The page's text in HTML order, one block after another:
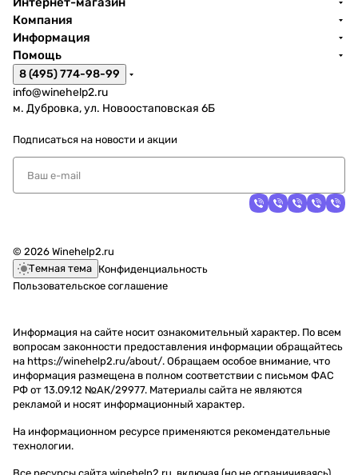
Компания
Информация
Помощь
8 (495) 774-98-99
info@winehelp2.ru
м. Дубровка, ул. Новоостаповская 6Б
Подписаться на новости и акции
© 2026 Winehelp2.ru
Темная тема Конфиденциальность
Пользовательское соглашение
Информация на сайте носит ознакомительный характер. По всем
вопросам законности предоставления информации обращайтесь
на https://winehelp2.ru/about/. Обращаем особое внимание, что
информация размещена в полном соответствии с письмом ФАС
РФ от 13.09.12 №АК/29977. Материалы сайта не являются
рекламой и носят информационный характер.
На информационном ресурсе применяются рекомендательные
технологии.